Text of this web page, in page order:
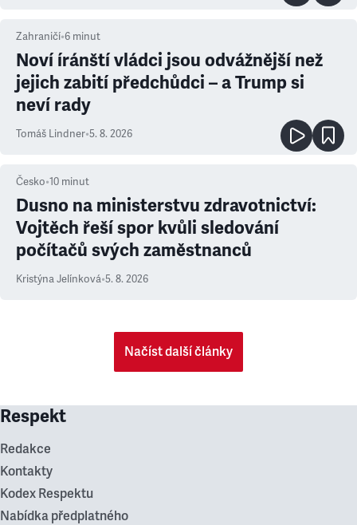
Zahraničí•6 minut
Noví íránští vládci jsou odvážnější než
jejich zabití předchůdci – a Trump si
neví rady
Tomáš Lindner•5. 8. 2026
Česko•10 minut
Dusno na ministerstvu zdravotnictví:
Vojtěch řeší spor kvůli sledování
počítačů svých zaměstnanců
Kristýna Jelínková•5. 8. 2026
Načíst další články
Respekt
Redakce
Kontakty
Kodex Respektu
Nabídka předplatného